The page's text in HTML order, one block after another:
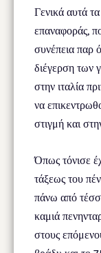
Γενικά αυτά
επαναφοράς,
συνέπεια παρ
διέγερση των
στην ιταλία
να
στιγμή και
Όπως τόνισε
τάξεως του
πάνω από
καμιά
στους